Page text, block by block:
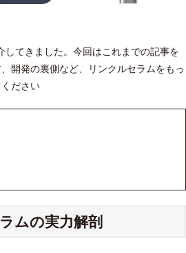
てきました。今回はこれまでの記事を
開発の裏側など、リンクルセラムをもっ
ださい
ムの実力解剖